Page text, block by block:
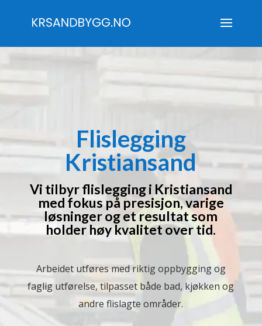
Flislegging
Kristiansand
Vi tilbyr flislegging i Kristiansand
med fokus på presisjon, varige
løsninger og et resultat som
holder høy kvalitet over tid.
Arbeidet utføres med riktig oppbygging og
faglig utførelse, tilpasset både bad, kjøkken og
andre flislagte områder.